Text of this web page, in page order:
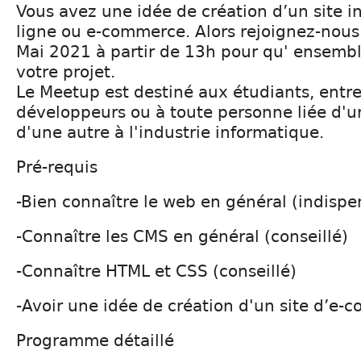
Vous avez une idée de création d’un site
ligne ou e-commerce. Alors rejoignez-
Mai 2021 à partir de 13h pour qu'
votre projet.
Le Meetup est destiné aux étudiants,
développeurs ou à toute personne liée
d'une autre à l'industrie informatique.
Pré-requis
-Bien connaître le web en général
-Connaître les CMS en général (conseillé)
-Connaître HTML et CSS (conseillé)
-Avoir une idée de création d'un site d’e-
Programme détaillé